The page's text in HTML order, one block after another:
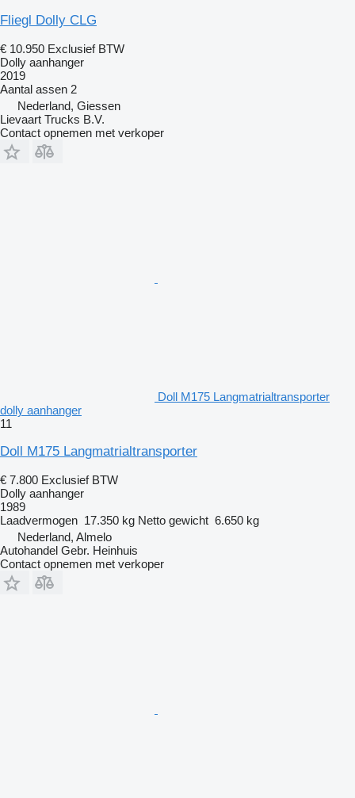
Fliegl Dolly CLG
€ 10.950 Exclusief BTW
Dolly aanhanger
2019
Aantal assen 2
Nederland, Giessen
Lievaart Trucks B.V.
Contact opnemen met verkoper
Doll M175 Langmatrialtransporter
dolly aanhanger
11
Doll M175 Langmatrialtransporter
€ 7.800 Exclusief BTW
Dolly aanhanger
1989
Laadvermogen 17.350 kg Netto gewicht 6.650 kg
Nederland, Almelo
Autohandel Gebr. Heinhuis
Contact opnemen met verkoper